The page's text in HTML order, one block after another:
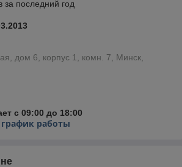
за последний год
дом 6, корпус 1, комн. 7, Минск,
с 09:00 до 18:00
график работы